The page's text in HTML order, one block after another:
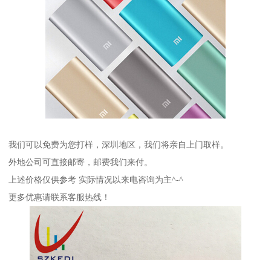
我们可以免费为您打样，深圳地区，我们将亲自上门取样。
外地公司可直接邮寄，邮费我们来付。
上述价格仅供参考 实际情况以来电咨询为主^-^
更多优惠请联系客服热线！